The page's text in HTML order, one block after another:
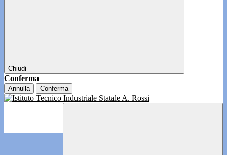
Chiudi
Conferma
Annulla Conferma